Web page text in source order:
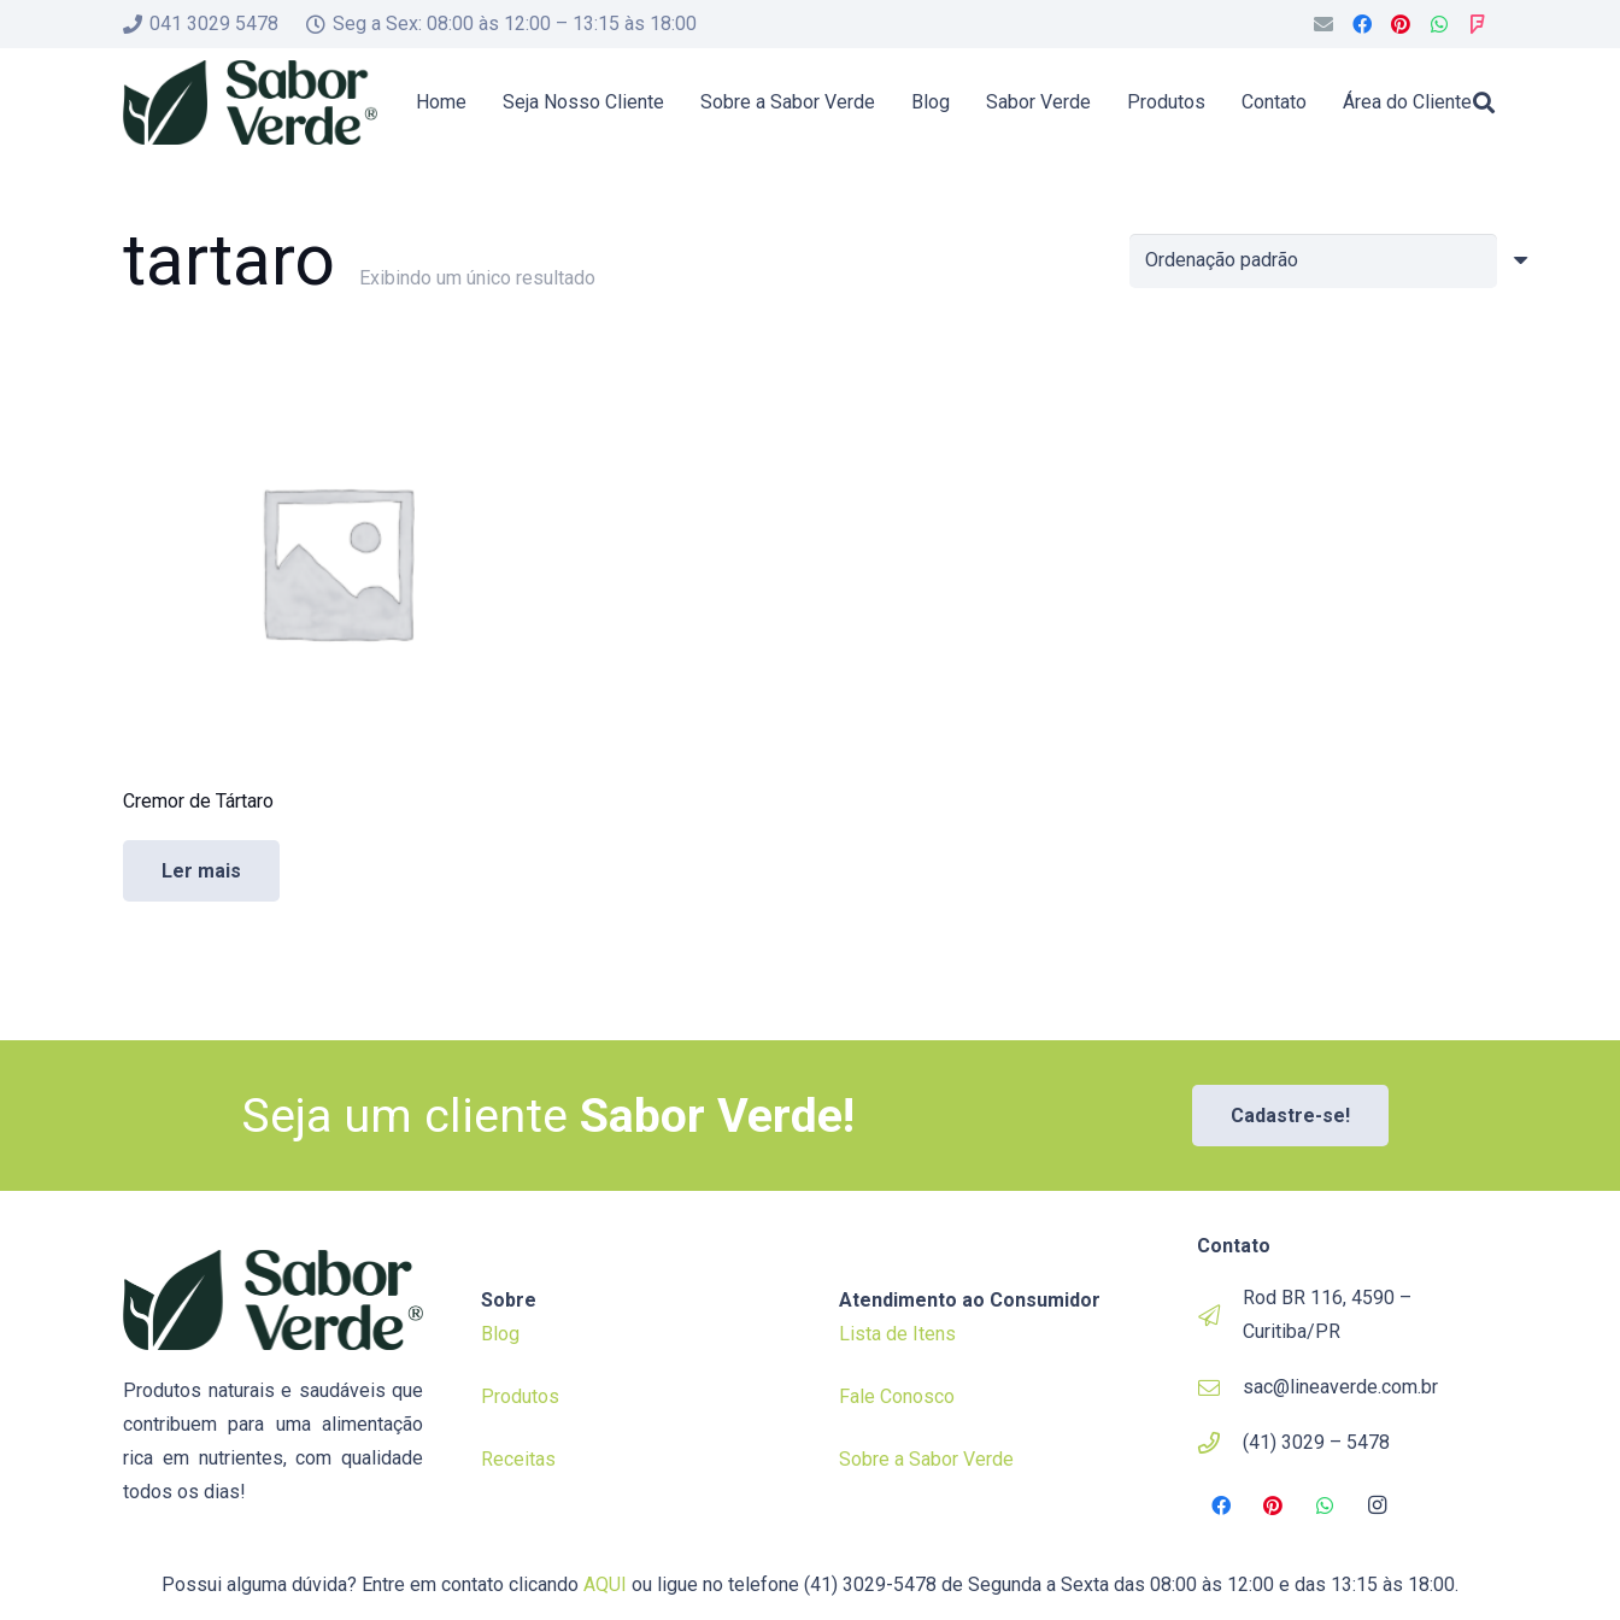
041 3029 5478 Seg a Sex: 08:00 às 12:00 – 13:15 às 18:00
Home Seja Nosso Cliente Sobre a Sabor Verde Blog Sabor Verde Produtos Contato Área do Cliente
tartaro Exibindo um único resultado
Cremor de Tártaro
Ler mais
Seja um cliente Sabor Verde! Cadastre-se!
Produtos naturais e saudáveis que
contribuem para uma alimentação
rica em nutrientes, com qualidade
todos os dias!
Sobre
Blog
Produtos
Receitas
Atendimento ao Consumidor
Lista de Itens
Fale Conosco
Sobre a Sabor Verde
Contato
Rod BR 116, 4590 –
Curitiba/PR
sac@lineaverde.com.br
(41) 3029 – 5478
Possui alguma dúvida? Entre em contato clicando AQUI ou ligue no telefone (41) 3029-5478 de Segunda a Sexta das 08:00 às 12:00 e das 13:15 às 18:00.